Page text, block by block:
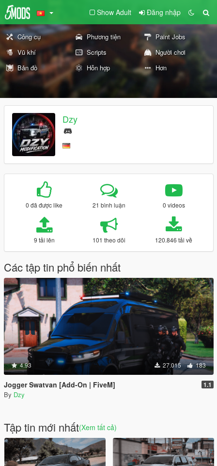
Show Adult Đăng nhập
Công cụ Phương tiện
Paint Jobs
Vũ khí
Scripts
Người chơi
Bản đồ
Hỗn hợp Hơn
Dzy
0 đã được like 21 bình luận 0 videos
9 tải lên 101 theo dõi 120.846 tải về
Các tập tin phổ biến nhất
4.93 27.015 183
Jogger Swatvan [Add-On | FiveM] 1.1
By Dzy
Tập tin mới nhất(Xem tất cả)